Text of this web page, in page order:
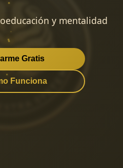
y mentalidad
Gratis
Funciona